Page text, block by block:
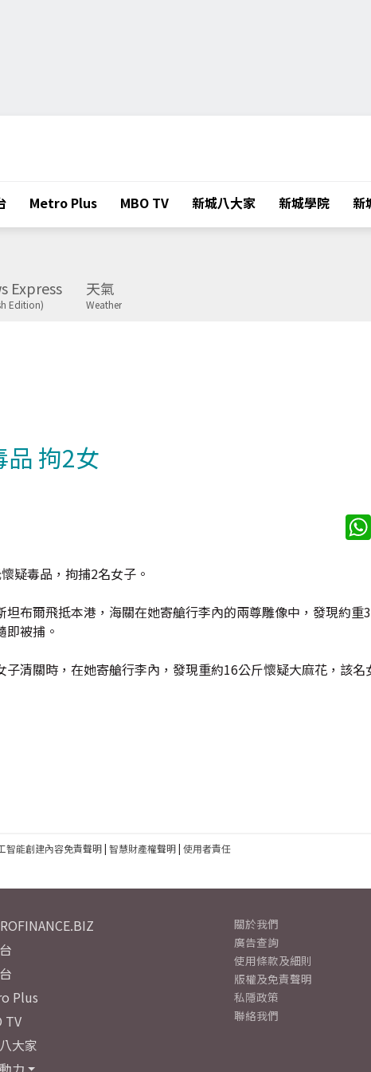
Metro Plus MBO TV 新城八大家 新城學院 新
Express
Edition)
天氣
Weather
拘2女
疑毒品，拘捕2名女子。
布爾飛抵本港，海關在她寄艙行李內的兩尊雕像中，發現約重
被捕。
清關時，在她寄艙行李內，發現重約16公斤懷疑大麻花，該名
智能創建內容免責聲明| 智慧財產權聲明| 使用者責任
Plus
TV
大家
關於我們
廣告查詢
使用條款及細則
版權及免責聲明
私隱政策
聯絡我們